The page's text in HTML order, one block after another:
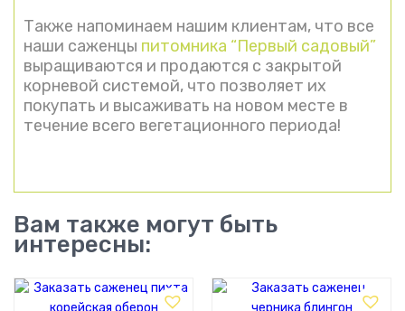
Также напоминаем нашим клиентам, что все
наши саженцы питомника “Первый садовый”
выращиваются и продаются с закрытой
корневой системой, что позволяет их
покупать и высаживать на новом месте в
течение всего вегетационного периода!
Вам также могут быть
интересны: